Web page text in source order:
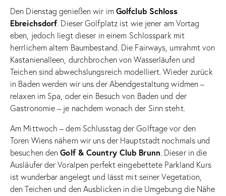
Den Dienstag genießen wir im Golfclub Schloss
Ebreichsdorf. Dieser Golfplatz ist wie jener am Vortag
eben, jedoch liegt dieser in einem Schlosspark mit
herrlichem altem Baumbestand. Die Fairways, umrahmt von
Kastanienalleen, durchbrochen von Wasserläufen und
Teichen sind abwechslungsreich modelliert. Wieder zurück
in Baden werden wir uns der Abendgestaltung widmen –
relaxen im Spa, oder ein Besuch von Baden und der
Gastronomie – je nachdem wonach der Sinn steht.
Am Mittwoch – dem Schlusstag der Golftage vor den
Toren Wiens nähern wir uns der Hauptstadt nochmals und
besuchen denGolf & Country Club Brunn. Dieser in die
Ausläufer der Voralpen perfekt eingebettete Parkland Kurs
ist wunderbar angelegt und lässt mit seiner Vegetation,
den Teichen und den Ausblicken in die Umgebung die Nähe